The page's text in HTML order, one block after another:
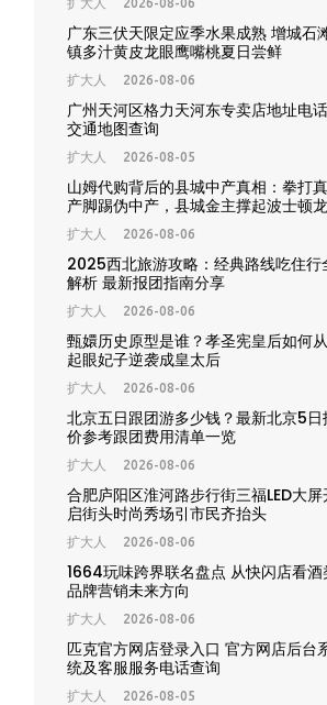
广东三伏天限定应季水果成熟 增城石
镇多汁黄皮龙眼鹰嘴桃夏日尝鲜
扩大人 2026-08-06
广州天河区格力天河东专卖店地址电
交通地图查询
扩大人 2026-08-05
山姆代购背后的县城中产真相：拳打
产脚踢伪中产，县城金主撑起波士顿
高端年货生意
扩大人 2026-08-06
2025西北旅游攻略：经典路线吃住行
解析 最新报团指南分享
扩大人 2026-08-06
甄嬛历史原型是谁？孝圣宪皇后如何
起眼妃子逆袭成皇太后
扩大人 2026-08-06
北京五日跟团游多少钱？最新北京5日
价参考跟团费用清单一览
扩大人 2026-08-06
合肥庐阳区淮河路步行街三福LED大屏
启街头时尚秀场引市民齐抬头
扩大人 2026-08-06
1664玩味跨界联名盘点 从快闪店看酒
品牌营销未来方向
扩大人 2026-08-06
匹克官方网店登录入口 官方网店后台
统及客服服务电话查询
扩大人 2026-08-05